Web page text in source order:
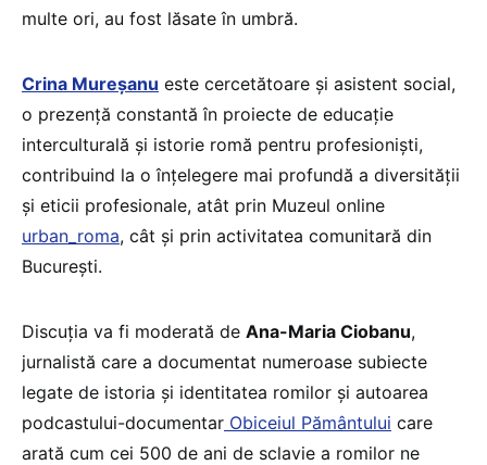
multe ori, au fost lăsate în umbră.
Crina Mureșanu este cercetătoare și asistent social,
o prezență constantă în proiecte de educație
interculturală și istorie romă pentru profesioniști,
contribuind la o înțelegere mai profundă a diversității
și eticii profesionale, atât prin Muzeul online
urban_roma, cât și prin activitatea comunitară din
București.
Discuția va fi moderată de Ana-Maria Ciobanu,
jurnalistă care a documentat numeroase subiecte
legate de istoria și identitatea romilor și autoarea
podcastului-documentar Obiceiul Pământului care
arată cum cei 500 de ani de sclavie a romilor ne